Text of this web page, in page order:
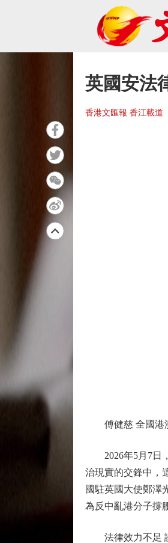
英國安法
香港文匯報 香江載道
傅健慈 全國港澳
2026年5月7日，
治現實的交鋒中，
國駐英國大使鄭澤
為反中亂港分子撐
法律效力不足